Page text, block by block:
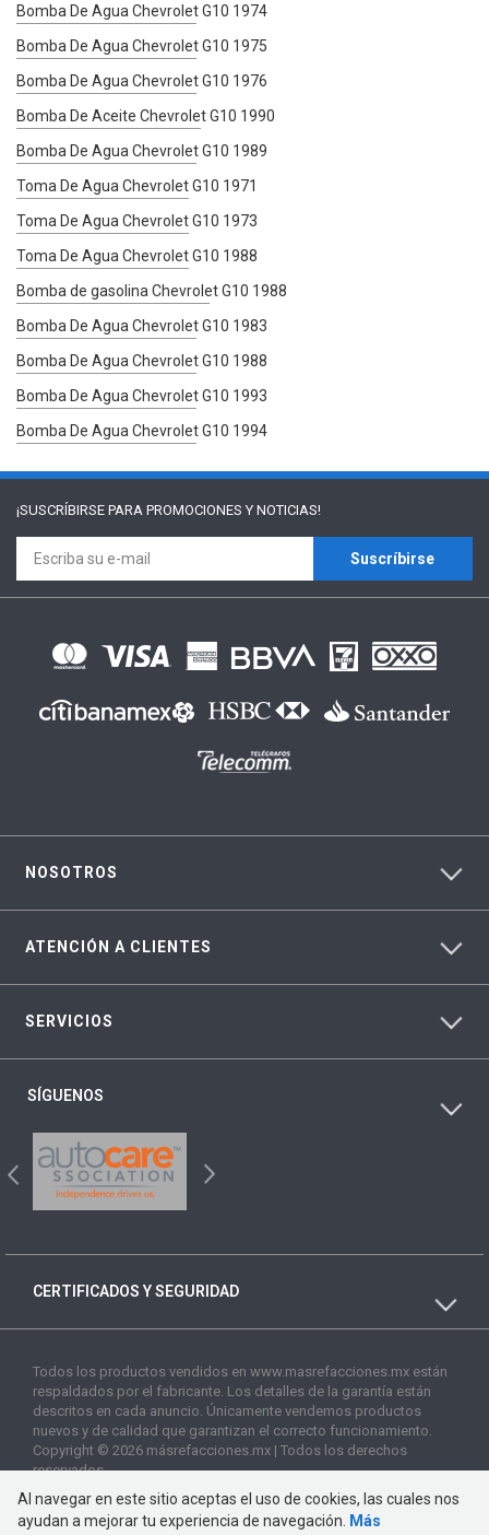
Bomba De Agua Chevrolet G10 1974
Bomba De Agua Chevrolet G10 1975
Bomba De Agua Chevrolet G10 1976
Bomba De Aceite Chevrolet G10 1990
Bomba De Agua Chevrolet G10 1989
Toma De Agua Chevrolet G10 1971
Toma De Agua Chevrolet G10 1973
Toma De Agua Chevrolet G10 1988
Bomba de gasolina Chevrolet G10 1988
Bomba De Agua Chevrolet G10 1983
Bomba De Agua Chevrolet G10 1988
Bomba De Agua Chevrolet G10 1993
Bomba De Agua Chevrolet G10 1994
¡SUSCRÍBIRSE PARA PROMOCIONES Y NOTICIAS!
Suscríbirse
NOSOTROS
ATENCIÓN A CLIENTES
SERVICIOS
SÍGUENOS
CERTIFICADOS Y SEGURIDAD
Todos los productos vendidos en www.masrefacciones.mx están
respaldados por el fabricante. Los detalles de la garantía están
descritos en cada anuncio. Únicamente vendemos productos
nuevos y de calidad que garantizan el correcto funcionamiento.
Copyright © 2026 másrefacciones.mx | Todos los derechos
reservados
Al navegar en este sitio aceptas el uso de cookies, las cuales nos
ayudan a mejorar tu experiencia de navegación.
Más